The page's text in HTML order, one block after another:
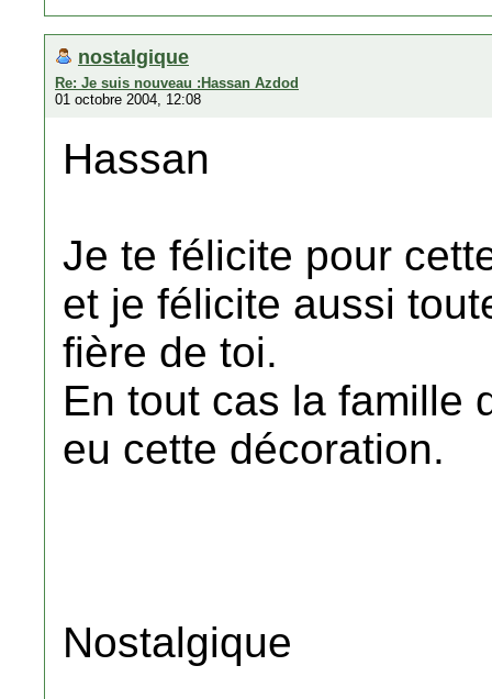
nostalgique
Re: Je suis nouveau :Hassan Azdod
01 octobre 2004, 12:08
Hassan
Je te félicite pour
et je félicite aussi
fière de toi.
En tout cas la famille
eu cette décoration.
Nostalgique